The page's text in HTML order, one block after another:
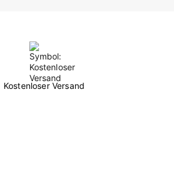
Kostenloser Versand